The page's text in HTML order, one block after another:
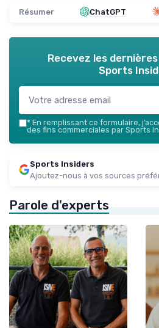
Résumer ChatGPT
Recevez les
Sports
* En remplissant ce formulaire,
des fins commerciales par Sports
Sports Insiders
Ajoutez-nous à vos sources
Parole d'experts